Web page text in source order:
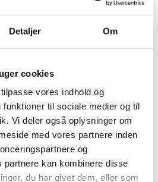
Detaljer Om
cookies
vores indhold og
til sociale medier og til
Vi deler også oplysninger om
med vores partnere inden
og
partnere kan kombinere disse
du har givet dem, eller som
gemmes på din computer, tablet,
genkende din enhed ved fremtidige
og indsamler oplysninger om brugen
hvilke sider du besøger. De
som navn eller adresse, men
og optimering.
oplysninger fra din computer, sprede